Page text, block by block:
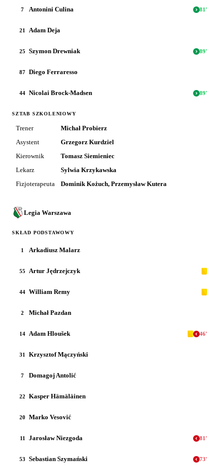
7 Antonini Culina 81 '
21 Adam Deja
25 Szymon Drewniak 89'
87 Diego Ferraresso
44 Nicolai Brock-Madsen 89'
SZTAB SZKOLENIOWY
Trener
Michał Probierz
Asystent
Grzegorz Kurdziel
Kierownik
Tomasz Siemieniec
Lekarz
Sylwia Krzykawska
Fizjoterapeuta
Dominik Kożuch, Przemysław Kutera
Legia Warszawa
SKŁAD PODSTAWOWY
1 Arkadiusz Malarz
55 Artur Jędrzejczyk
44 William Remy
2 Michał Pazdan
14 Adam Hloušek 46'
31 Krzysztof Mączyński
7 Domagoj Antolić
22 Kasper Hämäläinen
20 Marko Vesović
11 Jarosław Niezgoda 81 '
53 Sebastian Szymański 73'